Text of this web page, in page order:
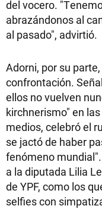
del vocero.
abrazándonos al
al pasado", advirtió.
Adorni, por su
confrontación.
ellos no vuelven
kirchnerismo" en
medios, celebró el
se jactó de haber
fenómeno
a la diputada Lilia
de YPF, como los
selfies con